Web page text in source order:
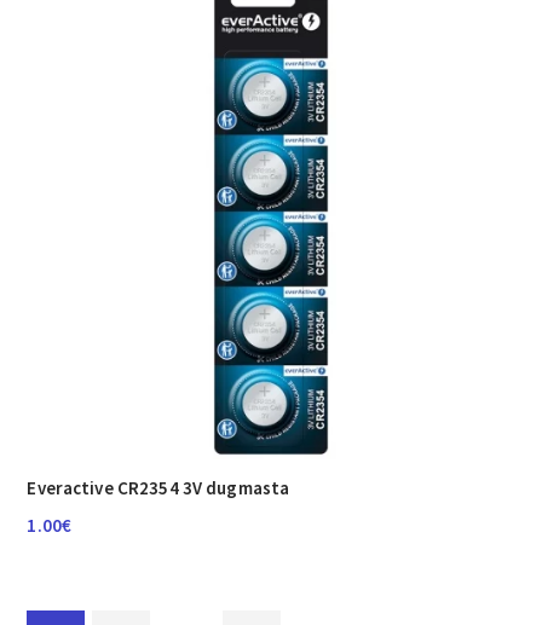
Everactive CR2354 3V dugmasta
1.00€